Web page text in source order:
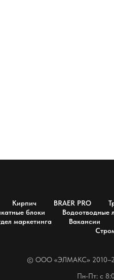
Кирпич BRAER PRO
блоки Водоотводные
маркетинга Вакансии
© OOO «ЭЛМАКС»
Пн-Пт: с